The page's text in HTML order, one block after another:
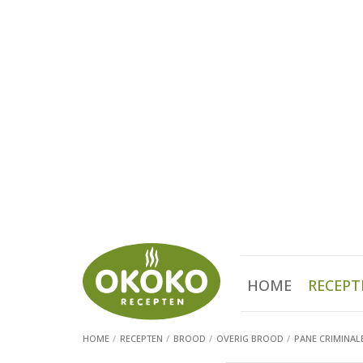
HOME
HOME RECEPTEN BROOD OVERIG BROOD PANE